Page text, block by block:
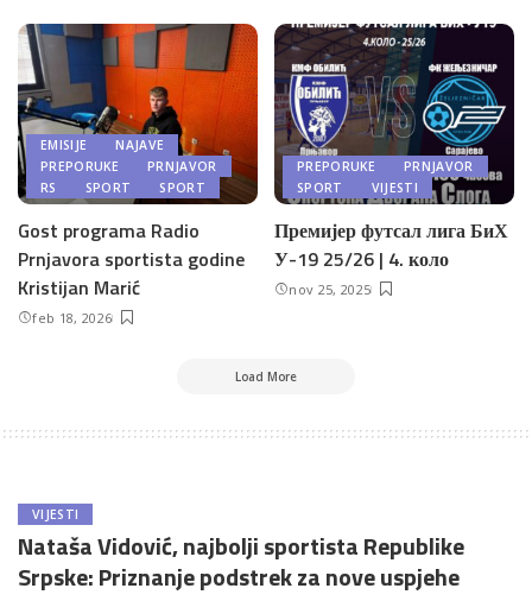
EMISIJE
NAJAVE
PREPORUKE
PRNJAVOR
RS
SPORT SPORT
Gost programa Radio
Prnjavora sportista godine
Kristijan Marić
feb 18, 2026
PREPORUKE
PRNJAVOR
SPORT
VIJESTI
Премијер футсал лига БиХ
У-19 25/26 | 4. коло
nov 25, 2025
Load More
VIJESTI
Nataša Vidović, najbolji sportista Republike
Srpske: Priznanje podstrek za nove uspjehe